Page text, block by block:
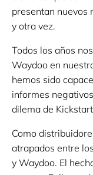
presentan nuevos
y otra vez.
Todos los años
Waydoo en
hemos sido
informes
dilema de
Como
atrapados entre
y Waydoo. El